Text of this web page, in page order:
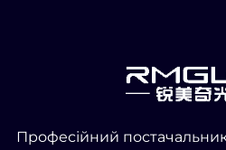
Професійний